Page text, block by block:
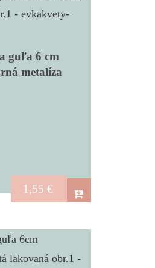
guľa 6 cm
metalíza
1,55 €